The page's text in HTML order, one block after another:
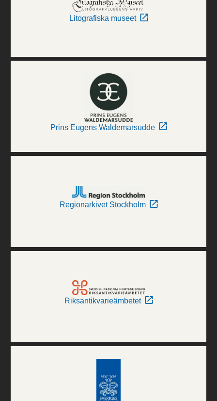
Litografiska museet
Prins Eugens Waldemarsudde
Regionarkivet Stockholm
Riksantikvarieämbetet